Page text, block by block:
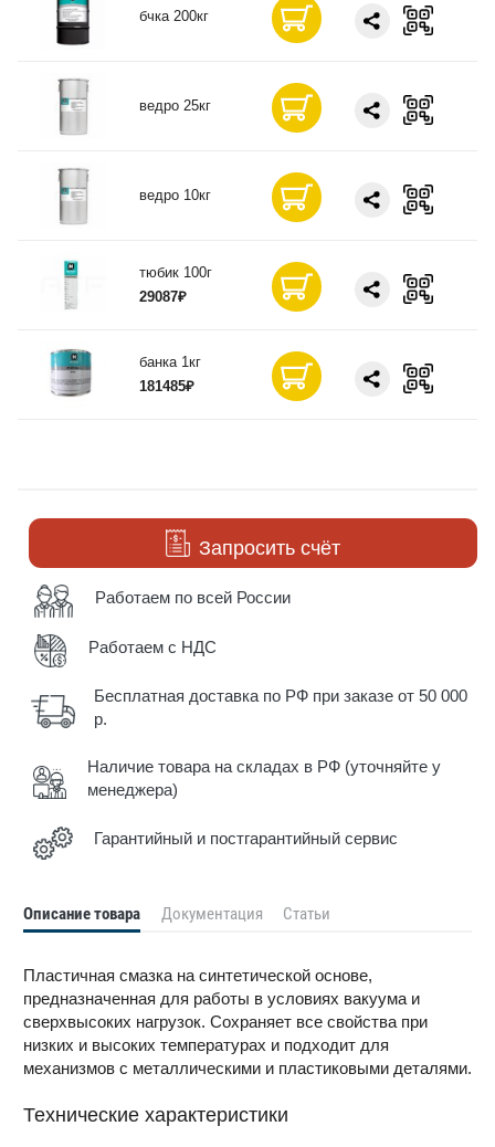
бчка 200кг
ведро 25кг
ведро 10кг
тюбик 100г
29087₽
банка 1кг
181485₽
Запросить счёт
Работаем по всей России
Работаем с НДС
Бесплатная доставка по РФ при заказе от 50 000
р.
Наличие товара на складах в РФ (уточняйте у
менеджера)
Гарантийный и постгарантийный сервис
Описание товара Документация Статьи
Пластичная смазка на синтетической основе,
предназначенная для работы в условиях вакуума и
сверхвысоких нагрузок. Сохраняет все свойства при
низких и высоких температурах и подходит для
механизмов с металлическими и пластиковыми деталями.
Технические характеристики